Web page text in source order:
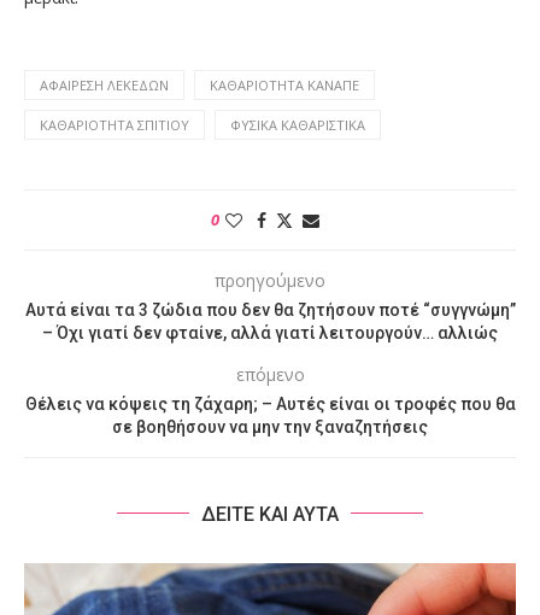
ΑΦΑΊΡΕΣΗ ΛΕΚΈΔΩΝ ΚΑΘΑΡΙΌΤΗΤΑ ΚΑΝΑΠΈ
ΚΑΘΑΡΙΌΤΗΤΑ ΣΠΙΤΙΟΎ ΦΥΣΙΚΆ ΚΑΘΑΡΙΣΤΙΚΆ
0
προηγούμενο
Αυτά είναι τα 3 ζώδια που δεν θα ζητήσουν ποτέ “συγγνώμη”
– Όχι γιατί δεν φταίνε, αλλά γιατί λειτουργούν… αλλιώς
επόμενο
Θέλεις να κόψεις τη ζάχαρη; – Αυτές είναι οι τροφές που θα
σε βοηθήσουν να μην την ξαναζητήσεις
ΔΕΙΤΕ ΚΑΙ ΑΥΤΑ